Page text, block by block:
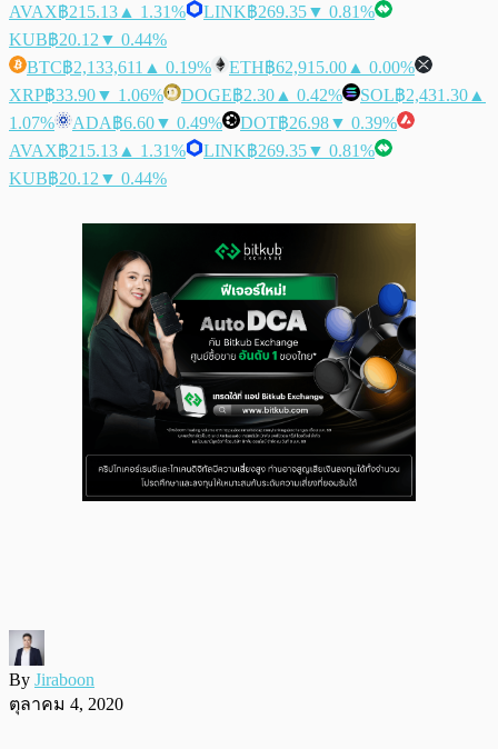
AVAX฿215.13 ▲ 1.31% LINK฿269.35▼ 0.81%
KUB฿20.12 ▼ 0.44%
BTC฿2,133,611 ▲ 0.19% ETH฿62,915.00 ▲ 0.00%
XRP฿33.90▼ 1.06% DOGE฿2.30 ▲ 0.42% SOL฿2,431.30 ▲
1.07%
ADA฿6.60▼ 0.49% DOT฿26.98▼ 0.39%
AVAX฿215.13 ▲ 1.31% LINK฿269.35▼ 0.81%
KUB฿20.12 ▼ 0.44%
By Jiraboon
ตุลาคม 4, 2020